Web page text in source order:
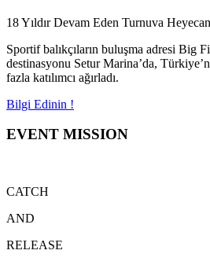
18 Yıldır Devam Eden Turnuva
Sportif balıkçıların buluşma adresi Big
destinasyonu Setur Marina’da,
fazla katılımcı ağırladı.
Bilgi Edinin !
EVENT MISSION
CATCH
AND
RELEASE